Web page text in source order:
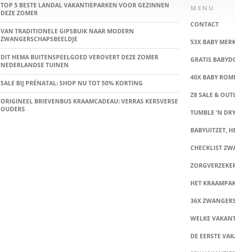
TOP 5 BESTE LANDAL VAKANTIEPARKEN VOOR GEZINNEN
DEZE ZOMER
VAN TRADITIONELE GIPSBUIK NAAR MODERN
ZWANGERSCHAPSBEELDJE
DIT HEMA BUITENSPEELGOED VEROVERT DEZE ZOMER
NEDERLANDSE TUINEN
SALE BIJ PRÉNATAL: SHOP NU TOT 50% KORTING
ORIGINEEL BRIEVENBUS KRAAMCADEAU: VERRAS KERSVERSE
OUDERS
MENU
CONTACT
53X BABY
GRATIS
40X BABY
Z8 SALE &
TUMBLE ‘N
BABYUITZET,
CHECKLIST
HET
36X
WELKE
DE EERSTE